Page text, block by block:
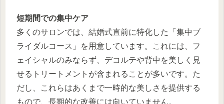
短期間での集中ケア
多くのサロンでは、結婚式直前に特化した「集中ブ
ライダルコース」を用意しています。これには、フ
ェイシャルのみならず、デコルテや背中を美しく見
せるトリートメントが含まれることが多いです。た
だし、これらはあくまで一時的な美しさを提供する
もので、長期的な改善には向いていません。